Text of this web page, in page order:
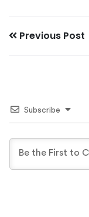
Previous Post
Subscribe